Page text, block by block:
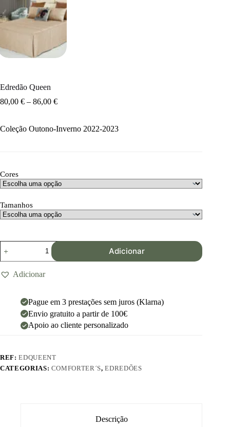
Edredão Queen
80,00 € – 86,00 €
Coleção Outono-Inverno 2022-2023
Cores
Tamanhos
Adicionar
Adicionar
Pague em 3 prestações sem juros (Klarna)
Envio gratuito a partir de 100€
Apoio ao cliente personalizado
REF:EDQUEENT
CATEGORIAS: COMFORTER´S,EDREDÕES
Descrição